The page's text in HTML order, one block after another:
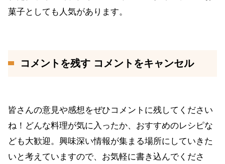
菓子としても人気があります。
コメントを残す コメントをキャンセル
皆さんの意見や感想をぜひコメントに残してください
ね！どんな料理が気に入ったか、おすすめのレシピな
ども大歓迎。興味深い情報が集まる場所にしていきた
いと考えていますので、お気軽に書き込んでくださ